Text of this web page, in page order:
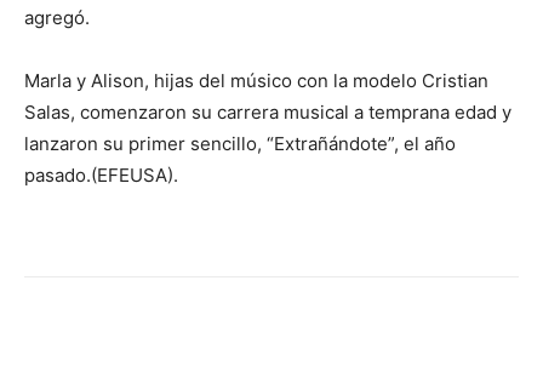
agregó.
Marla y Alison, hijas del músico con la modelo Cristian
Salas, comenzaron su carrera musical a temprana edad y
lanzaron su primer sencillo, “Extrañándote”, el año
pasado.(EFEUSA).